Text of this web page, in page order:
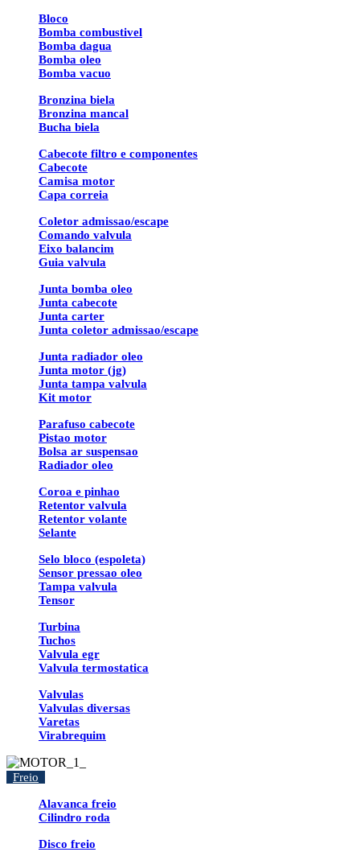
Bloco
Bomba combustivel
Bomba dagua
Bomba oleo
Bomba vacuo
Bronzina biela
Bronzina mancal
Bucha biela
Cabecote filtro e componentes
Cabecote
Camisa motor
Capa correia
Coletor admissao/escape
Comando valvula
Eixo balancim
Guia valvula
Junta bomba oleo
Junta cabecote
Junta carter
Junta coletor admissao/escape
Junta radiador oleo
Junta motor (jg)
Junta tampa valvula
Kit motor
Parafuso cabecote
Pistao motor
Bolsa ar suspensao
Radiador oleo
Coroa e pinhao
Retentor valvula
Retentor volante
Selante
Selo bloco (espoleta)
Sensor pressao oleo
Tampa valvula
Tensor
Turbina
Tuchos
Valvula egr
Valvula termostatica
Valvulas
Valvulas diversas
Varetas
Virabrequim
Freio
Alavanca freio
Cilindro roda
Disco freio